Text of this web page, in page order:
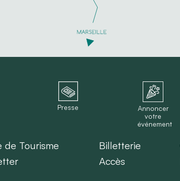
Presse
Annoncer
votre
événement
de Tourisme
Billetterie
Accès